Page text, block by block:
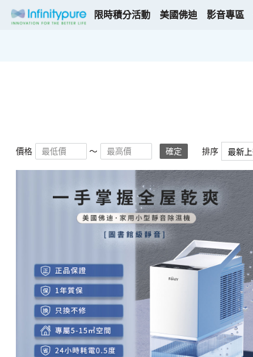
限時積分活動 美國佛迪 影音專區
價格 ～ 確定 排序